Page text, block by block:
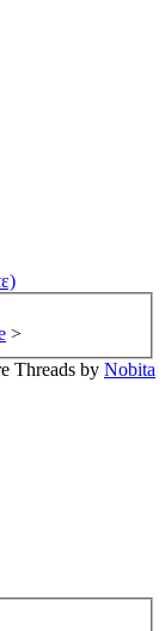
>
Threads by Nobita